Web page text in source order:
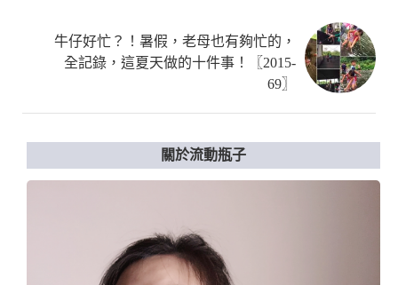
牛仔好忙？！暑假，老母也有夠忙的，
全記錄，這夏天做的十件事！〖2015-
69〗
關於流動瓶子